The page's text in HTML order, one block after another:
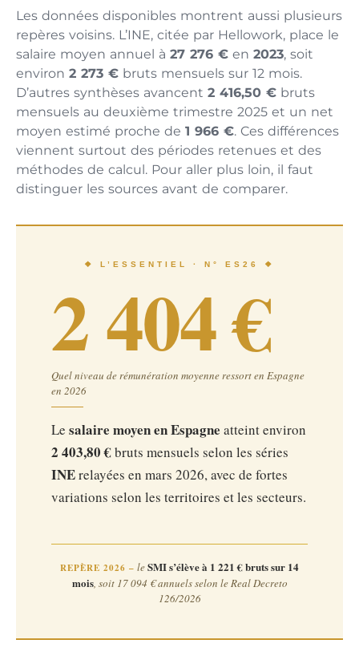
Les données disponibles montrent aussi plusieurs
repères voisins. L’INE, citée par Hellowork, place le
salaire moyen annuel à 27 276 € en 2023, soit
environ 2 273 € bruts mensuels sur 12 mois.
D’autres synthèses avancent 2 416,50 € bruts
mensuels au deuxième trimestre 2025 et un net
moyen estimé proche de 1 966 €. Ces différences
viennent surtout des périodes retenues et des
méthodes de calcul. Pour aller plus loin, il faut
distinguer les sources avant de comparer.
❖ L’ESSENTIEL · N° ES26 ❖
2 404 €
Quel niveau de rémunération moyenne ressort en Espagne
en 2026
Le salaire moyen en Espagne atteint environ
2 403,80 €bruts mensuels selon les séries
INErelayées en mars 2026, avec de fortes
variations selon les territoires et les secteurs.
REPÈRE 2026 – leSMI s’élève à 1 221 € bruts sur 14
mois, soit 17 094 € annuels selon le Real Decreto
126/2026